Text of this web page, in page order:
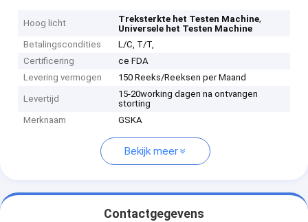
Hoog licht Treksterkte het Testen Machine,
Universele het Testen Machine
Betalingscondities
L/C, T/T,
Certificering
ce FDA
Levering vermogen
150 Reeks/Reeksen per Maand
Levertijd
15-20working dagen na ontvangen
storting
Merknaam
GSKA
Bekijk meer
Contactgegevens